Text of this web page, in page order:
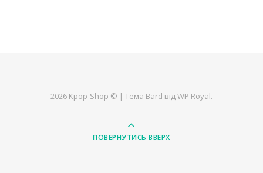
2026 Kpop-Shop © | Тема Bard відWP Royal.
ПОВЕРНУТИСЬ ВВЕРХ